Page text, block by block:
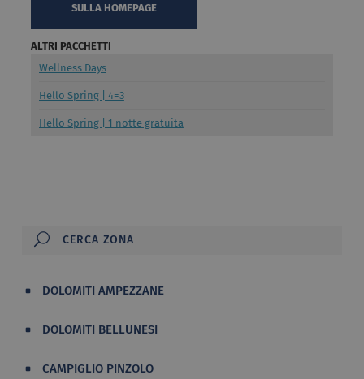
SULLA HOMEPAGE
ALTRI PACCHETTI
Wellness Days
Hello Spring | 4=3
Hello Spring | 1 notte gratuita
DOLOMITI AMPEZZANE
DOLOMITI BELLUNESI
CAMPIGLIO PINZOLO